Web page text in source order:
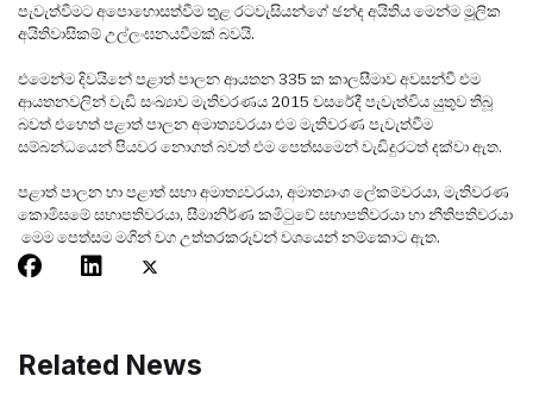
පැවැත්වීමට අපොහොසත්වීම තුළ රටවැසියන්ගේ ඡන්ද අයිතිය මෙන්ම මූලික
අයිතිවාසිකම් උල්ලංඝනයවීමක් බවයි.
එමෙන්ම දිවයිනේ පළාත් පාලන ආයතන 335 ක කාලසීමාව අවසන්වී එම
ආයතනවලින් වැඩි සංඛ්‍යාව මැතිවරණය 2015 වසරේදී පැවැත්විය යුතුව තිබූ
බවත් එහෙත් පළාත් පාලන අමාත්‍යවරයා එම මැතිවරණ පැවැත්වීම
සම්බන්ධයෙන් පියවර නොගත් බවත් එම පෙත්සමෙන් වැඩිදුරටත් දක්වා ඇත.
පළාත් පාලන හා පළාත් සභා අමාත්‍යවරයා, අමාත්‍යාංශ ලේකම්වරයා, මැතිවරණ
කොමිස‍මේ සභාපතිවරයා, සීමානිර්ණ කමිටුවේ සභාපතිවරයා හා නීතිපතිවරයා
මෙම පෙත්සම මගින් වග උත්තරකරුවන් වශයෙන් නම්කොට ඇත.
Related News